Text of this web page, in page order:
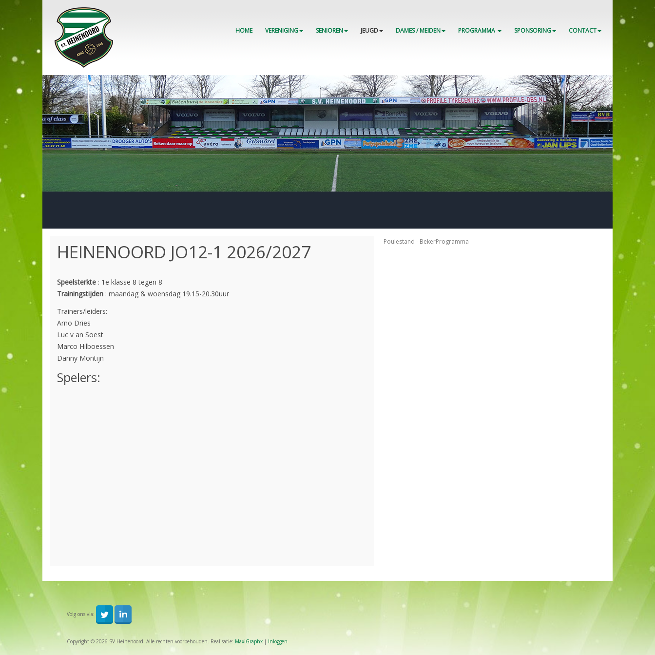
HOME VERENIGING SENIOREN JEUGD DAMES / MEIDEN PROGRAMMA SPONSORING CONTACT
HEINENOORD JO12-1 2026/2027
Speelsterkte : 1e klasse 8 tegen 8
Trainingstijden : maandag & woensdag 19.15-20.30uur
Trainers/leiders:
Arno Dries
Luc v an Soest
Marco Hilboessen
Danny Montijn
Spelers:
Poulestand - BekerProgramma
Volg ons via:
Copyright © 2026 SV Heinenoord. Alle rechten voorbehouden. Realisatie: MaxiGraphx | Inloggen